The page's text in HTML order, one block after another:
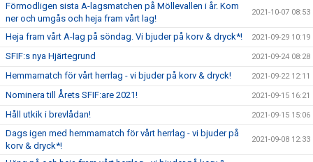
Förmodligen sista A-lagsmatchen på Möllevallen i år. Kom
ner och umgås och heja fram vårt lag!
2021-10-07 08:53
Heja fram vårt A-lag på söndag. Vi bjuder på korv & dryck*! 2021-09-29 10:19
SFIF:s nya Hjärtegrund 2021-09-24 08:28
Hemmamatch för vårt herrlag - vi bjuder på korv & dryck! 2021-09-22 12:11
Nominera till Årets SFIF:are 2021! 2021-09-15 16:21
Håll utkik i brevlådan! 2021-09-15 15:06
Dags igen med hemmamatch för vårt herrlag - vi bjuder på
korv & dryck*!
2021-09-08 12:33